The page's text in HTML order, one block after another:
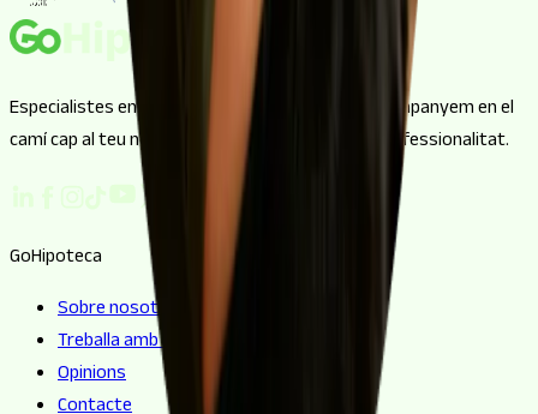
Especialistes en intermediació hipotecària. T'acompanyem en el
camí cap al teu nou hogar amb transparència i professionalitat.
GoHipoteca
Sobre nosotros
Treballa amb nosaltres
Opinions
Contacte